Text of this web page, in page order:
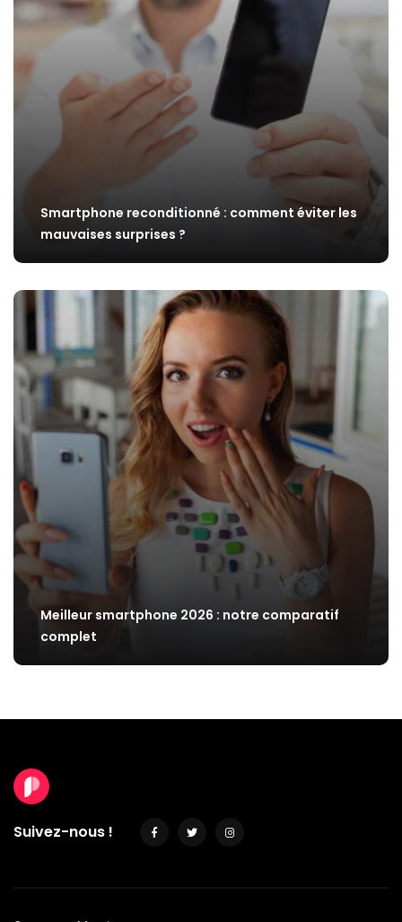
Smartphone reconditionné : comment éviter les
mauvaises surprises ?
Meilleur smartphone 2026 : notre comparatif
complet
Suivez-nous !